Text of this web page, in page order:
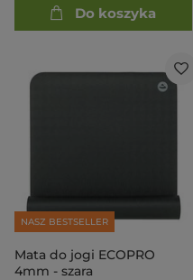
Do koszyka
NASZ BESTSELLER
Mata do jogi ECOPRO
4mm - szara